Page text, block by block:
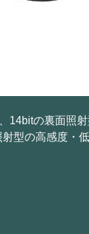
14bitの裏面照
型の高感度・